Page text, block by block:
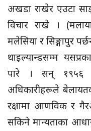
अखडा राखेर एउटा
विचार राखे । (मलाया
मलेसिया र सिङ्गापुर
थाइल्यान्डसम्म
पारे । सन् १९५६
अधिकारीहरूले
रक्षामा आणविक र
सकिने मान्यताका